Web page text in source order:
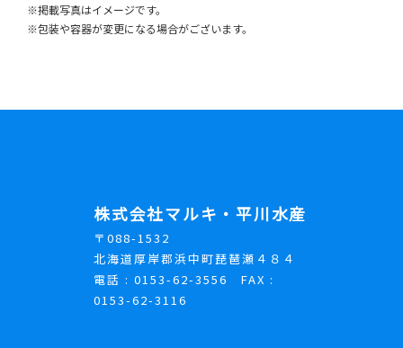
※掲載写真はイメージです。
※包装や容器が変更になる場合がございます。
株式会社マルキ・平川水産
〒088-1532
北海道厚岸郡浜中町琵琶瀬４８４
電話 : 0153-62-3556 FAX :
0153-62-3116